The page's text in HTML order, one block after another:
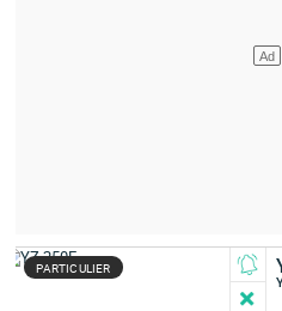
PARTICULIER